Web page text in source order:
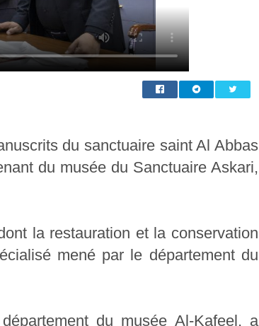
du sanctuaire saint Al Abbas
du musée du Sanctuaire Askari,
la restauration et la conservation
mené par le département du
du musée Al-Kafeel, a